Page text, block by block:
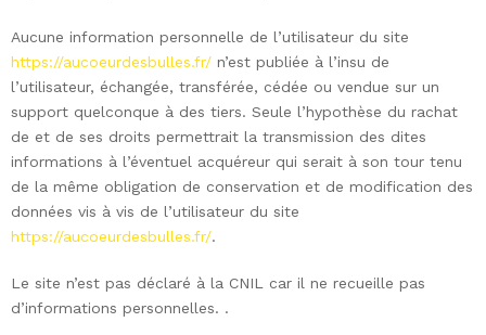
Aucune information personnelle de l’utilisateur du site
https://aucoeurdesbulles.fr/ n’est publiée à l’insu de
l’utilisateur, échangée, transférée, cédée ou vendue sur un
support quelconque à des tiers. Seule l’hypothèse du rachat
de et de ses droits permettrait la transmission des dites
informations à l’éventuel acquéreur qui serait à son tour tenu
de la même obligation de conservation et de modification des
données vis à vis de l’utilisateur du site
https://aucoeurdesbulles.fr/.
Le site n’est pas déclaré à la CNIL car il ne recueille pas
d’informations personnelles. .